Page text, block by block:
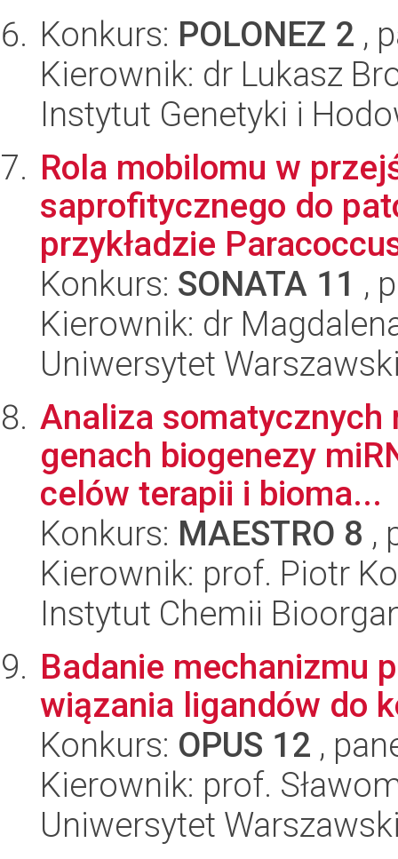
Konkurs: POLONEZ 2 ,
Kierownik: dr Lukasz
Instytut Genetyki i
Rola mobilomu w
saprofitycznego do
przykładzie
Konkurs: SONATA 11 ,
Kierownik: dr
Uniwersytet
Analiza somatycznych
genach biogenezy
celów terapii i bioma...
Konkurs: MAESTRO 8 ,
Kierownik: prof. Piotr
Instytut Chemii
Badanie mechanizmu
wiązania ligandów do
Konkurs: OPUS 12 ,
Kierownik: prof.
Uniwersytet